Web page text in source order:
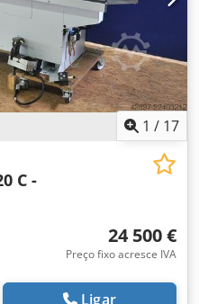
1 / 17
C -
24 500 €
Preço fixo acresce IVA
Ligar